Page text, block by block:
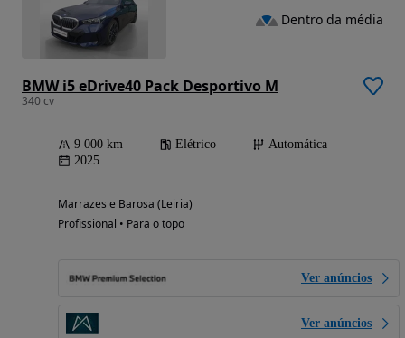
BMW i5 eDrive40 Pack Desportivo M
340 cv
9 000 km Elétrico
Automática
2025
Marrazes e Barosa (Leiria)
Profissional • Para o topo
Ver anúncios
Ver anúncios
Dentro da média